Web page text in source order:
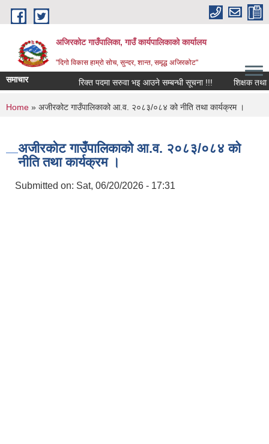
Skip to main content
अजिरकोट गाउँपालिका, गाउँ कार्यपालिकाको कार्यालय
"दिगो विकास हाम्रो सोच, सुन्दर, शान्त, समृद्ध अजिरकोट"
समाचार रिक्त पदमा सरुवा भइ आउने सम्बन्धी सूचना !!! शिक्षक तथा
You are here
Home » अजीरकोट गाउँपालिकाको आ.व. २०८३/०८४ को नीति तथा कार्यक्रम ।
अजीरकोट गाउँपालिकाको आ.व. २०८३/०८४ को
नीति तथा कार्यक्रम ।
Submitted on: Sat, 06/20/2026 - 17:31